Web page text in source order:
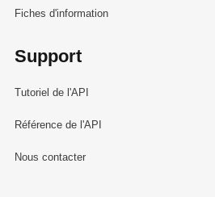
Fiches d'information
Support
Tutoriel de l'API
Référence de l'API
Nous contacter